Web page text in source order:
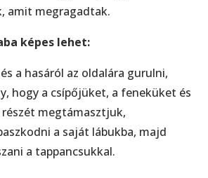
amit megragadtak.
képes lehet:
a hasáról az oldalára gurulni,
hogy a csípőjüket, a feneküket és
megtámasztjuk,
a saját lábukba, majd
a tappancsukkal.